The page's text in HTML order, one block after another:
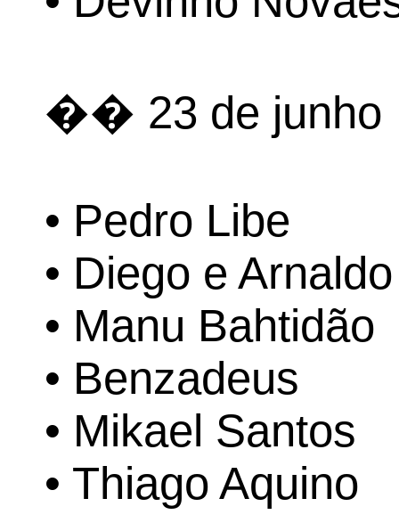
�� 23 de junho
• Pedro Libe
• Diego e Arnaldo
• Manu Bahtidão
• Benzadeus
• Mikael Santos
• Thiago Aquino